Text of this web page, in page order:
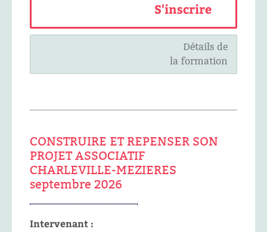
S'inscrire
Détails de
la formation
CONSTRUIRE ET REPENSER SON
PROJET ASSOCIATIF
CHARLEVILLE-MEZIERES
septembre 2026
Intervenant :